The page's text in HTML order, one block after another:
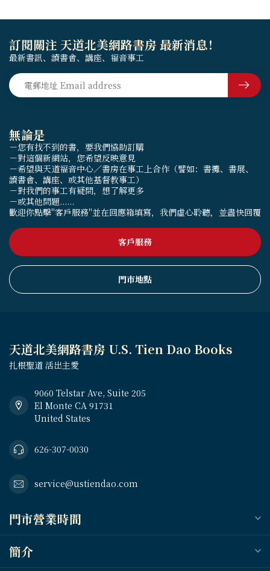
無論是
－您有找不到的書，要我們協助訂購
－對這個新網站，您希望反映意見
－希望與天道福音中心／書房在事工上合作（譬如：書攤、書展、
讀書會、講座、或其他基督教事工）
－對我們的事工有疑問，想了解更多
－或其他問題......
歡迎你點擊"客戶服務"並在回應箱填寫，我們虛心聆聽，並盡快回覆
客戶服務
門市地點
訂閱關注 天道北美網路書房 最新消息！
最新書訊、讀書會、講座、福音事工
天道北美網路書房 U.S. Tien Dao Books
扎根聖道 活出主愛
9060 Telstar Ave, Suite 205
El Monte CA 91731
United States
626-307-0030
service@ustiendao.com
門市營業時間
簡介